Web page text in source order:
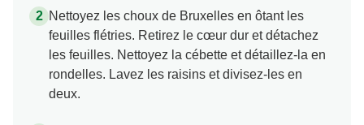
Nettoyez les choux de Bruxelles en ôtant les
feuilles flétries. Retirez le cœur dur et détachez
les feuilles. Nettoyez la cébette et détaillez-la en
rondelles. Lavez les raisins et divisez-les en
deux.